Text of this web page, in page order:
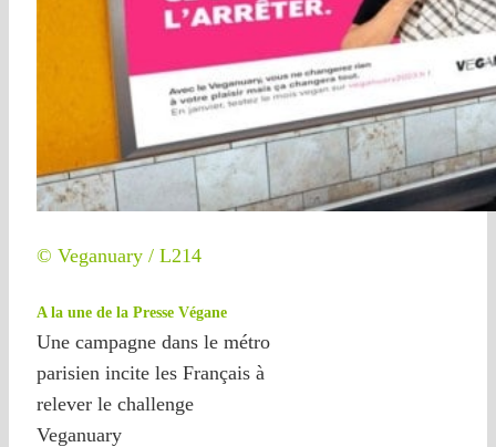
© Veganuary / L214
A la une de la Presse Végane
Une campagne dans le métro
parisien incite les Français à
relever le challenge
Veganuary